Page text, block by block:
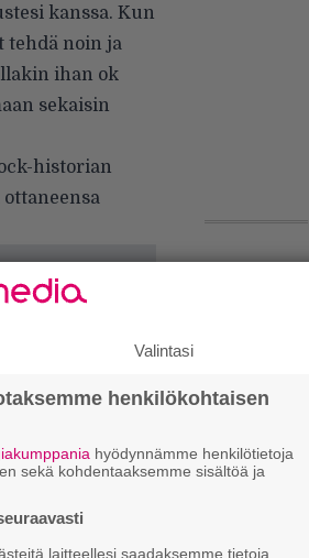
kanssa. Kun
tehdä noin ja
ihan ok
sekaisin
historian
Arvio:
Se on nyt
uuden
Miten
metal?
Valintasi
henkilökohtaisen
hyödynnämme henkilötietoja
sekä kohdentaaksemme sisältöä ja
laitteellesi saadaksemme tietoja